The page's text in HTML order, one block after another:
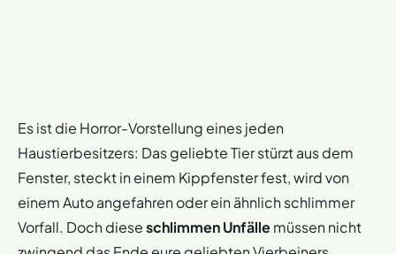
Es ist die Horror-Vorstellung eines jeden
Haustierbesitzers: Das geliebte Tier stürzt aus dem
Fenster, steckt in einem Kippfenster fest, wird von
einem Auto angefahren oder ein ähnlich schlimmer
Vorfall. Doch dieseschlimmen Unfällemüssen nicht